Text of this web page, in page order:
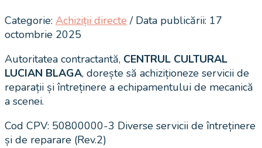
Categorie: Achiziții directe / Data publicării: 17
octombrie 2025
Autoritatea contractantă, CENTRUL CULTURAL
LUCIAN BLAGA, dorește să achiziționeze servicii de
reparații și întreținere a echipamentului de mecanică
a scenei.
Cod CPV: 50800000-3 Diverse servicii de întreținere
și de reparare (Rev.2)